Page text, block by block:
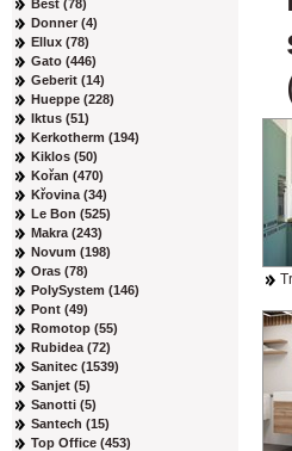
Best (78)
Donner (4)
Ellux (78)
Gato (446)
Geberit (14)
Hueppe (228)
Iktus (51)
Kerkotherm (194)
Kiklos (50)
Kořan (470)
Křovina (34)
Le Bon (525)
Makra (243)
Novum (198)
Oras (78)
PolySystem (146)
Pont (49)
Romotop (55)
Rubidea (72)
Sanitec (1539)
Sanjet (5)
Sanotti (5)
Santech (15)
Top Office (453)